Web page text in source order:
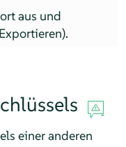
aus und
einer anderen